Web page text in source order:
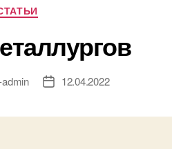
Рубрики
Дата12.04.2022